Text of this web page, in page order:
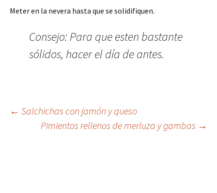
Meter en la nevera hasta que se solidifiquen.
Consejo: Para que esten bastante
sólidos, hacer el día de antes.
← Salchichas con jamón y queso
Pimientos rellenos de merluza y gambas →